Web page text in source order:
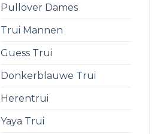
Pullover Dames
Trui Mannen
Guess Trui
Donkerblauwe Trui
Herentrui
Yaya Trui